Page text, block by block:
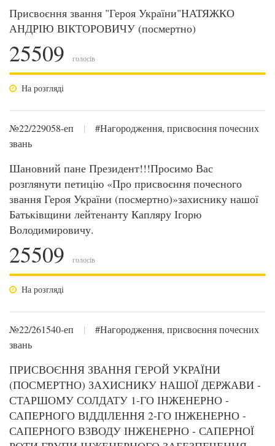
Присвоєння звання "Героя України"НАТЯЖКО
АНДРІЮ ВІКТОРОВИЧУ (посмертно)
25509 голосів
На розгляді
№22/229058-еп |
#Нагородження, присвоєння почесних
звань
Шановний пане Президент!!!Просимо Вас
розглянути петицію «Про присвоєння почесного
звання Героя України (посмертно)»захиснику нашої
Батьківщини лейтенанту Капляру Ігорю
Володимировичу.
25509 голосів
На розгляді
№22/261540-еп |
#Нагородження, присвоєння почесних
звань
ПРИСВОЄННЯ ЗВАННЯ ГЕРОЙ УКРАЇНИ
(ПОСМЕРТНО) ЗАХИСНИКУ НАШОЇ ДЕРЖАВИ -
СТАРШОМУ СОЛДАТУ 1-ГО ІНЖЕНЕРНО -
САПЕРНОГО ВІДДІЛЕННЯ 2-ГО ІНЖЕНЕРНО -
САПЕРНОГО ВЗВОДУ ІНЖЕНЕРНО - САПЕРНОЇ